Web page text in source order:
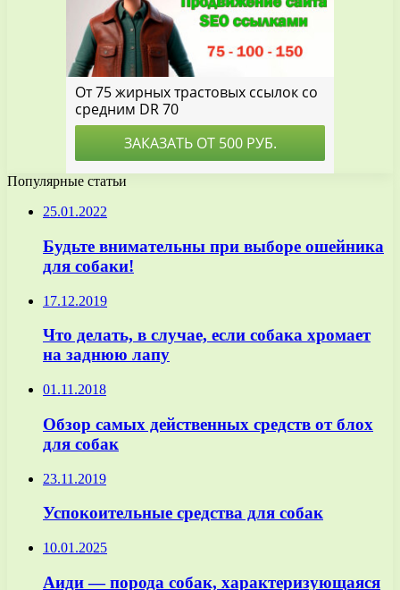
Популярные статьи
25.01.2022
Будьте внимательны при выборе ошейника
для собаки!
17.12.2019
Что делать, в случае, если собака хромает
на заднюю лапу
01.11.2018
Обзор самых действенных средств от блох
для собак
23.11.2019
Успокоительные средства для собак
10.01.2025
Аиди — порода собак, характеризующаяся